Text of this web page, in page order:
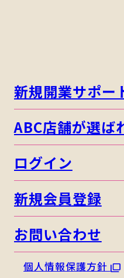
新規開業サポー
ABC店舗が選ば
ログイン
新規会員登録
お問い合わせ
個人情報保護方針